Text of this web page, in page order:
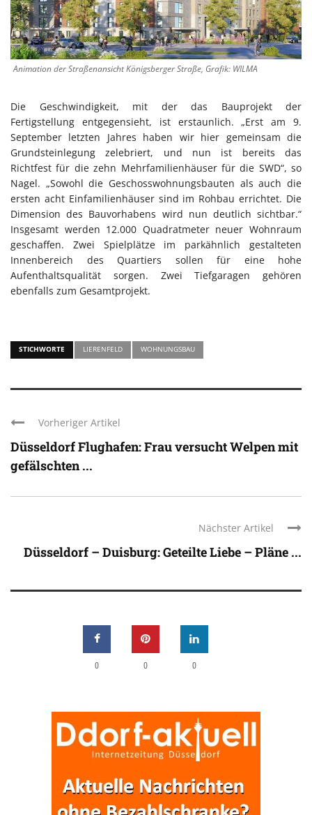
Animation der Straßenansicht Königsberger Straße, Grafik: WILMA
Die Geschwindigkeit, mit der das Bauprojekt der
Fertigstellung entgegensieht, ist erstaunlich. „Erst am 9.
September letzten Jahres haben wir hier gemeinsam die
Grundsteinlegung zelebriert, und nun ist bereits das
Richtfest für die zehn Mehrfamilienhäuser für die SWD“, so
Nagel. „Sowohl die Geschosswohnungsbauten als auch die
ersten acht Einfamilienhäuser sind im Rohbau errichtet. Die
Dimension des Bauvorhabens wird nun deutlich sichtbar.“
Insgesamt werden 12.000 Quadratmeter neuer Wohnraum
geschaffen. Zwei Spielplätze im parkähnlich gestalteten
Innenbereich des Quartiers sollen für eine hohe
Aufenthaltsqualität sorgen. Zwei Tiefgaragen gehören
ebenfalls zum Gesamtprojekt.
STICHWORTE LIERENFELD WOHNUNGSBAU
Vorheriger Artikel
Düsseldorf Flughafen: Frau versucht Welpen mit
gefälschten ...
Nächster Artikel
Düsseldorf – Duisburg: Geteilte Liebe – Pläne ...
0 0 0